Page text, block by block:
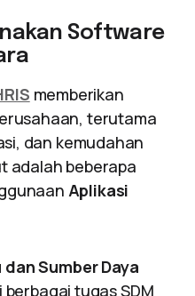
Software
memberikan
terutama
dan kemudahan
adalah beberapa
Aplikasi
Sumber Daya
tugas SDM